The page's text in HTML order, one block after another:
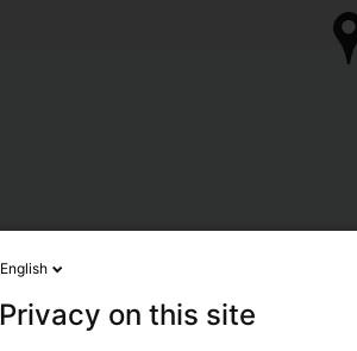
English
Privacy on this site